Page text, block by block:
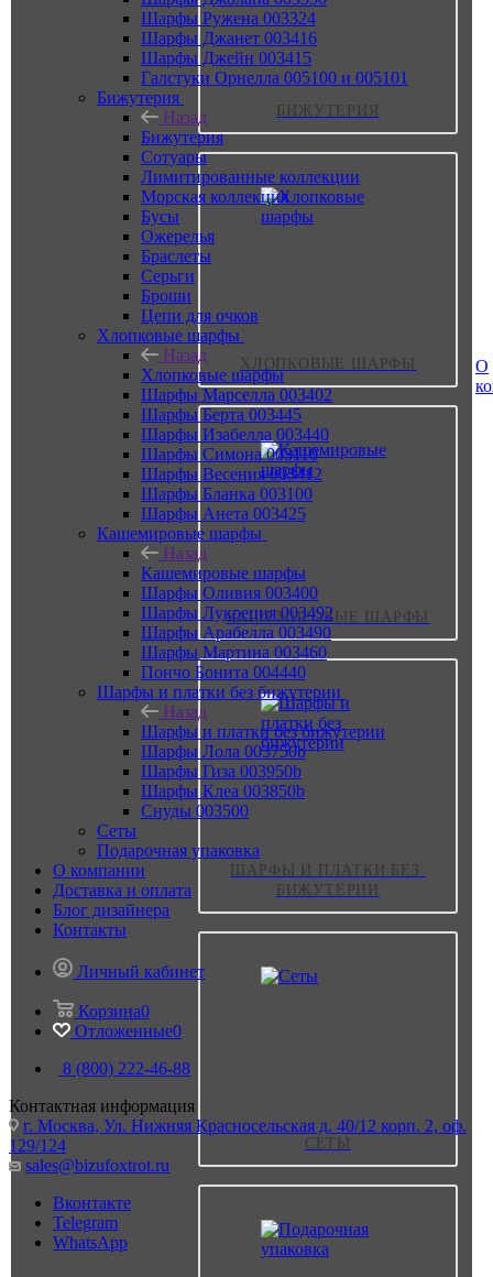
БИЖУТЕРИЯ
ХЛОПКОВЫЕ ШАРФЫ
КАШЕМИРОВЫЕ ШАРФЫ
ШАРФЫ И ПЛАТКИ БЕЗ
БИЖУТЕРИИ
СЕТЫ
О
Шарфы Ружена 003324
Шарфы Джанет 003416
Шарфы Джейн 003415
Галстуки Орнелла 005100 и 005101
Бижутерия
Назад
Бижутерия
Сотуары
Лимитированные коллекции
Морская коллекция
Бусы
Ожерелья
Браслеты
Серьги
Броши
Цепи для очков
Хлопковые шарфы
Назад
Хлопковые шарфы
Шарфы Марселла 003402
Шарфы Берта 003445
Шарфы Изабелла 003440
Шарфы Симона 003110
Шарфы Весения 003412
Шарфы Бланка 003100
Шарфы Анета 003425
Кашемировые шарфы
Назад
Кашемировые шарфы
Шарфы Оливия 003400
Шарфы Лукреция 003492
Шарфы Арабелла 003490
Шарфы Мартина 003460
Пончо Бонита 004440
Шарфы и платки без бижутерии
Назад
Шарфы и платки без бижутерии
Шарфы Лола 003750b
Шарфы Гиза 003950b
Шарфы Клеа 003850b
Снуды 003500
Сеты
Подарочная упаковка
О компании
Доставка и оплата
Блог дизайнера
Контакты
Личный кабинет
Корзина0
Отложенные0
8 (800) 222-46-88
Контактная информация
г. Москва, Ул. Нижняя Красносельская д. 40/12 корп. 2, оф.
129/124
sales@bizufoxtrot.ru
Вконтакте
Telegram
WhatsApp